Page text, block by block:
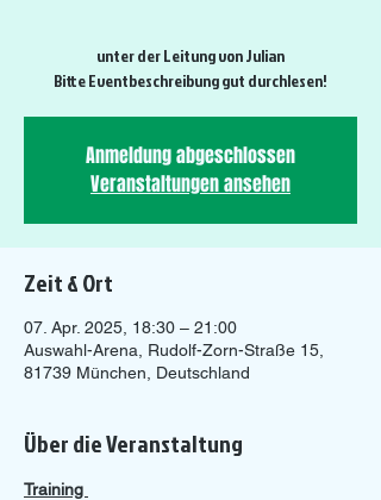
unter der Leitung von Julian
Bitte Eventbeschreibung gut durchlesen!
Anmeldung abgeschlossen
Veranstaltungen ansehen
Zeit & Ort
07. Apr. 2025, 18:30 – 21:00
Auswahl-Arena, Rudolf-Zorn-Straße 15,
81739 München, Deutschland
Über die Veranstaltung
Training